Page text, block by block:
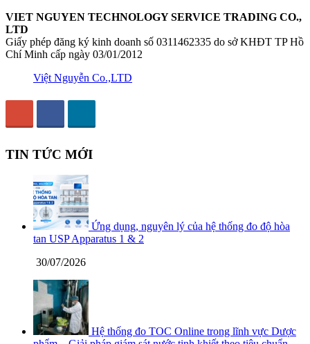
VIET NGUYEN TECHNOLOGY SERVICE TRADING CO.,
LTD
Giấy phép đăng ký kinh doanh số 0311462335 do sở KHĐT TP Hồ
Chí Minh cấp ngày 03/01/2012
Việt Nguyễn Co.,LTD
TIN TỨC MỚI
Ứng dụng, nguyên lý của hệ thống đo độ hòa
tan USP Apparatus 1 & 2
30/07/2026
Hệ thống đo TOC Online trong lĩnh vực Dược